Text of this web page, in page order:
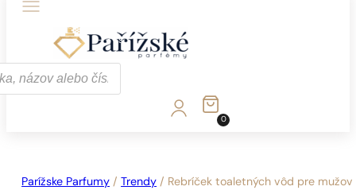
1 - 3 ks.
0
Parížske Parfumy / Trendy / Rebríček toaletných vôd pre